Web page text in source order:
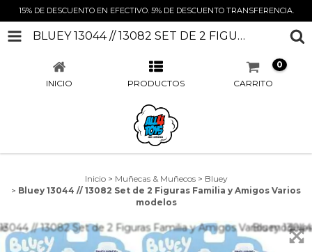
15% DE DESCUENTO EN EFECTIVO. 5% DE DESCUENTO TRANSFERENCIA.
BLUEY 13044 // 13082 SET DE 2 FIGURAS FAMILIA Y AMIGOS VARIOS MODELOS
INICIO PRODUCTOS CARRITO
0
Inicio > Muñecas & Muñecos > Bluey
> Bluey 13044 // 13082 Set de 2 Figuras Familia y Amigos Varios
modelos